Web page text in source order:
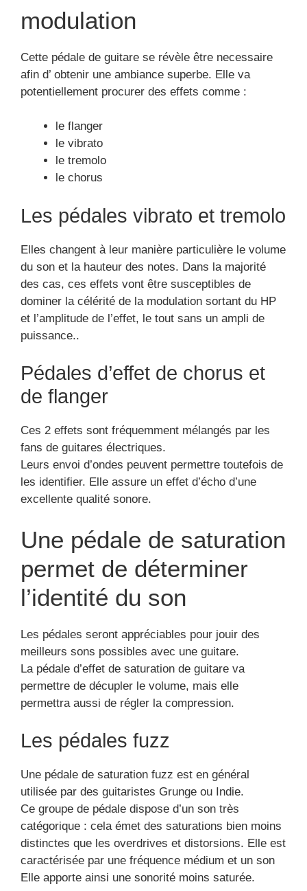
modulation
Cette pédale de guitare se révèle être necessaire
afin d’ obtenir une ambiance superbe. Elle va
potentiellement procurer des effets comme :
le flanger
le vibrato
le tremolo
le chorus
Les pédales vibrato et tremolo
Elles changent à leur manière particulière le volume
du son et la hauteur des notes. Dans la majorité
des cas, ces effets vont être susceptibles de
dominer la célérité de la modulation sortant du HP
et l’amplitude de l’effet, le tout sans un ampli de
puissance..
Pédales d’effet de chorus et
de flanger
Ces 2 effets sont fréquemment mélangés par les
fans de guitares électriques.
Leurs envoi d’ondes peuvent permettre toutefois de
les identifier. Elle assure un effet d’écho d’une
excellente qualité sonore.
Une pédale de saturation
permet de déterminer
l’identité du son
Les pédales seront appréciables pour jouir des
meilleurs sons possibles avec une guitare.
La pédale d’effet de saturation de guitare va
permettre de décupler le volume, mais elle
permettra aussi de régler la compression.
Les pédales fuzz
Une pédale de saturation fuzz est en général
utilisée par des guitaristes Grunge ou Indie.
Ce groupe de pédale dispose d’un son très
catégorique : cela émet des saturations bien moins
distinctes que les overdrives et distorsions. Elle est
caractérisée par une fréquence médium et un son
Elle apporte ainsi une sonorité moins saturée.